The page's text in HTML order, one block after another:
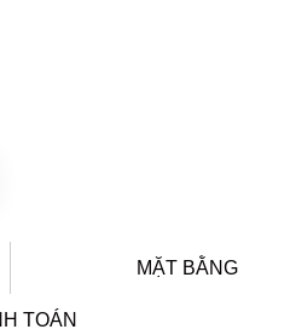
MẶT BẰNG
TOÁN